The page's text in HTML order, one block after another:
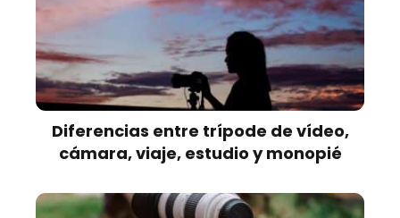
Diferencias entre trípode de vídeo,
cámara, viaje, estudio y monopié